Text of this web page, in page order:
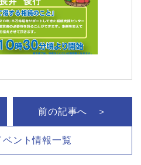
ベント情報一覧
前の記事へ ＞